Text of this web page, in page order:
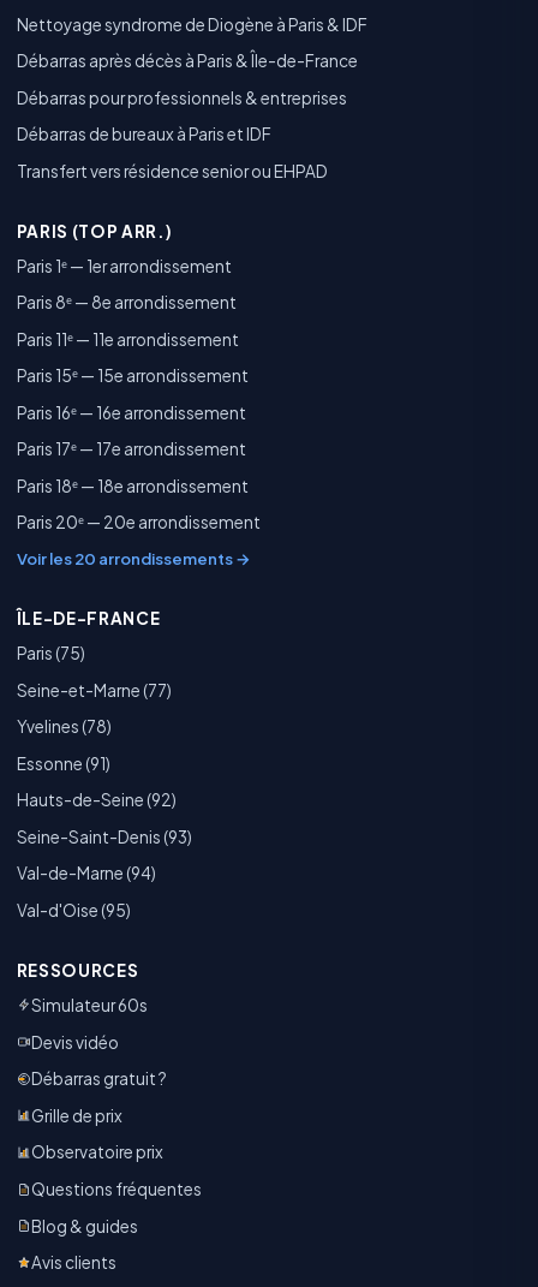
Nettoyage syndrome de Diogène à Paris & IDF
Débarras après décès à Paris & Île-de-France
Débarras pour professionnels & entreprises
Débarras de bureaux à Paris et IDF
Transfert vers résidence senior ou EHPAD
PARIS (TOP ARR.)
Paris 1ᵉ — 1er arrondissement
Paris 8ᵉ — 8e arrondissement
Paris 11ᵉ — 11e arrondissement
Paris 15ᵉ — 15e arrondissement
Paris 16ᵉ — 16e arrondissement
Paris 17ᵉ — 17e arrondissement
Paris 18ᵉ — 18e arrondissement
Paris 20ᵉ — 20e arrondissement
Voir les 20 arrondissements →
ÎLE-DE-FRANCE
Paris (75)
Seine-et-Marne (77)
Yvelines (78)
Essonne (91)
Hauts-de-Seine (92)
Seine-Saint-Denis (93)
Val-de-Marne (94)
Val-d'Oise (95)
RESSOURCES
Simulateur 60s
Devis vidéo
Débarras gratuit ?
Grille de prix
Observatoire prix
Questions fréquentes
Blog & guides
Avis clients